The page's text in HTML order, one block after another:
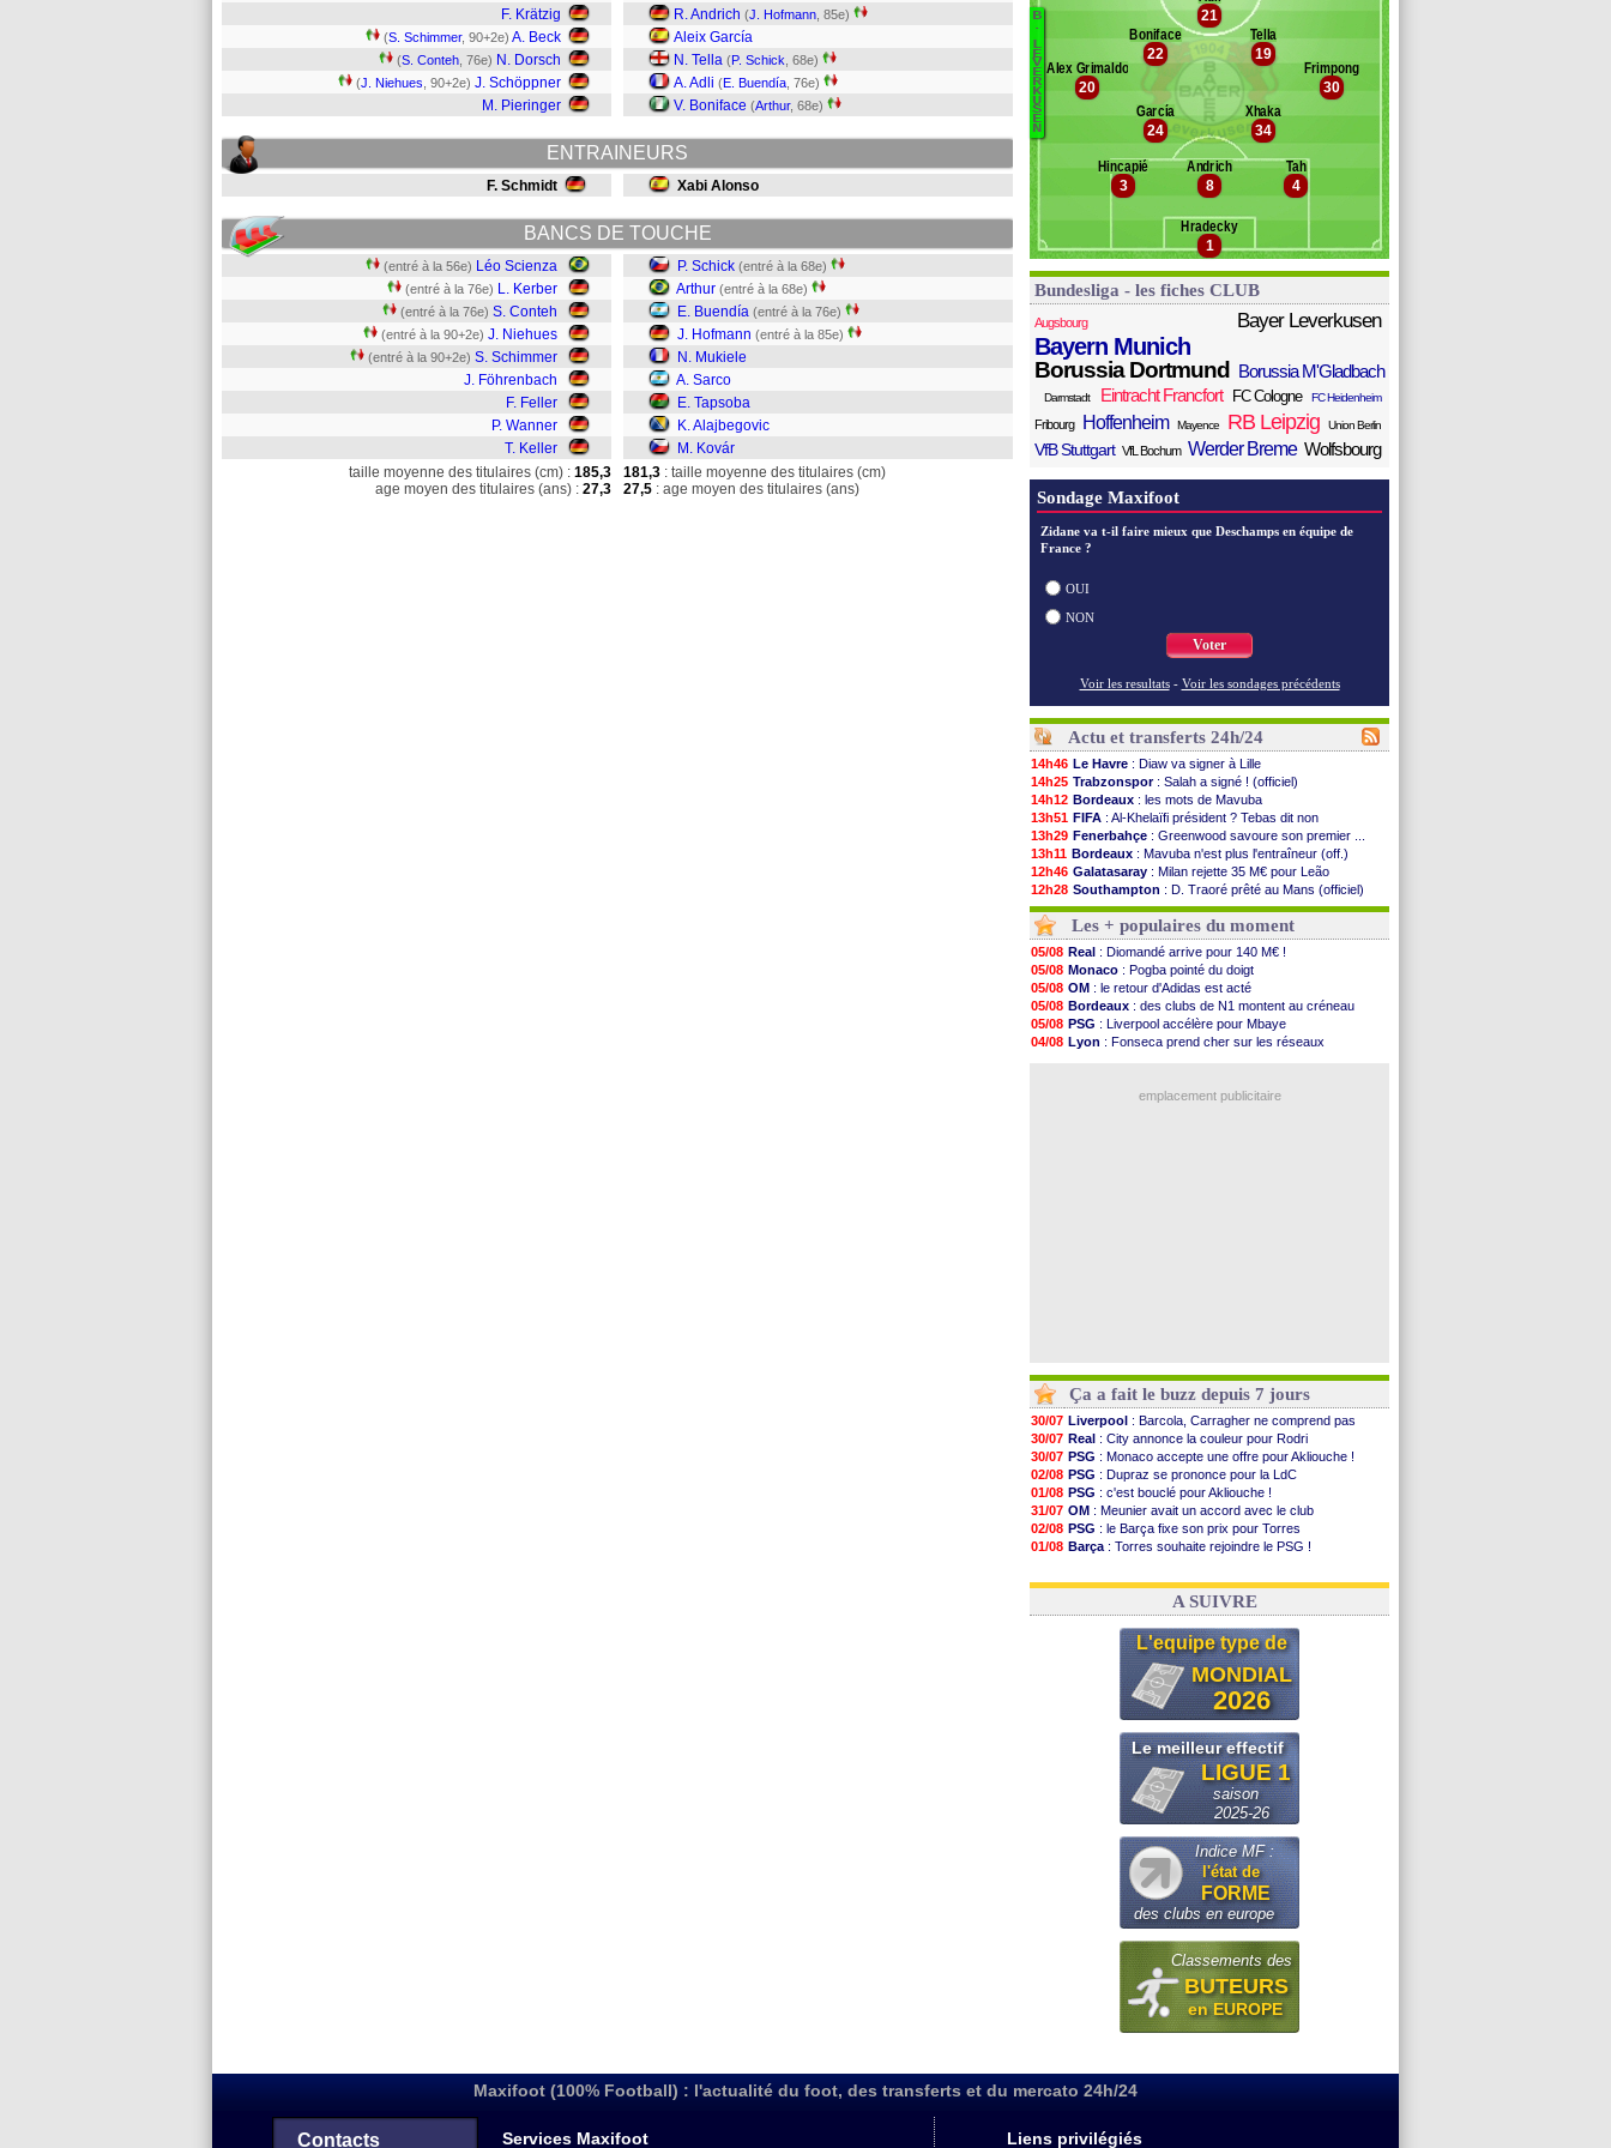
F. Krätzig
(S. Schimmer, 90+2e) A. Beck
(S. Conteh , 76e) N. Dorsch
(J. Niehues , 90+2e) J. Schöppner
M. Pieringer
R. Andrich (J. Hofmann , 85e)
Aleix García
N. Tella (P. Schick , 68e)
A. Adli (E. Buendía , 76e)
V. Boniface (Arthur, 68e)
ENTRAINEURS
F. Schmidt Xabi Alonso
BANCS DE TOUCHE
(entré à la 56e) Léo Scienza
(entré à la 76e) L. Kerber
(entré à la 76e) S. Conteh
(entré à la 90+2e) J. Niehues
(entré à la 90+2e) S. Schimmer
J. Föhrenbach
F. Feller
P. Wanner
T. Keller
P. Schick (entré à la 68e)
Arthur (entré à la 68e)
E. Buendía (entré à la 76e)
J. Hofmann (entré à la 85e)
N. Mukiele
A. Sarco
E. Tapsoba
K. Alajbegovic
M. Kovár
taille moyenne des titulaires (cm) : 185,3
age moyen des titulaires (ans) : 27,3
181,3 : taille moyenne des titulaires (cm)
27,5 : age moyen des titulaires (ans)
Léo Scienza
Banc des remplaçants B. Leverkusen
Alajbegovic
Tapsoba
Mukiele
Hofmann
Buendía
B
.
L
E
V
E
R
K
U
S
E
N
1
Hradecky
4
Tah
8
Andrich
3
Hincapié
34
Xhaka
24
García
30
Frimpong
20
Álex Grimaldo
19
Tella
22
Boniface
21
Bundesliga - les fiches CLUB
Augsbourg Bayer Leverkusen
Bayern Munich
Borussia Dortmund Borussia M'Gladbach
Darmstadt Eintracht Francfort FC Cologne FC Heidenheim
Fribourg Hoffenheim Mayence RB Leipzig Union Berlin
VfB Stuttgart VfL Bochum Werder Breme Wolfsbourg
Sondage Maxifoot
Zidane va t-il faire mieux que Deschamps en équipe de
France ?
OUI
NON
Voter
Voir les resultats - Voir les sondages précédents
Actu et transferts 24h/24
14h46 Le Havre : Diaw va signer à Lille
14h25 Trabzonspor : Salah a signé ! (officiel)
14h12 Bordeaux : les mots de Mavuba
13h51 FIFA : Al-Khelaïfi président ? Tebas dit non
13h29 Fenerbahçe : Greenwood savoure son premier ...
13h11 Bordeaux : Mavuba n'est plus l'entraîneur (off.)
12h46 Galatasaray : Milan rejette 35 M€ pour Leão
12h28 Southampton : D. Traoré prêté au Mans (officiel)
12h10 Real: Vinicius tout proche de prolonger !
11h58
VIDEO : un accueil impressionnant pour Salah !
11h35 Real: Diomandé attendu ce jeudi à Madrid !
11h19
Real : Rodri, la piste Barça se confirme
11h07
PSG: Akliouche arrive ce jeudi à Paris !
10h53
Médias: la Liga quitte beIN Sports !
10h36
PSG: pas d'inquiétude pour Rafael Pol
10h13
Real : ça se complique pour Rodri !
09h51
Barça: Ferran Torres donne son feu vert au ...
: réponse imminente de Vinicius
Les + populaires du moment
05/08 Real : Diomandé arrive pour 140 M€ !
05/08 Monaco : Pogba pointé du doigt
05/08 OM : le retour d'Adidas est acté
05/08 Bordeaux : des clubs de N1 montent au créneau
05/08 PSG : Liverpool accélère pour Mbaye
04/08 Lyon : Fonseca prend cher sur les réseaux
emplacement publicitaire
Ça a fait le buzz depuis 7 jours
30/07 Liverpool : Barcola, Carragher ne comprend pas
30/07 Real : City annonce la couleur pour Rodri
30/07 PSG : Monaco accepte une offre pour Akliouche !
02/08 PSG : Dupraz se prononce pour la LdC
01/08 PSG : c'est bouclé pour Akliouche !
31/07 OM : Meunier avait un accord avec le club
02/08 PSG : le Barça fixe son prix pour Torres
01/08 Barça : Torres souhaite rejoindre le PSG !
03/08 Argentine: quand Medina recadre... sa mère
A SUIVRE
L'equipe type de
MONDIAL
2026
Le meilleur effectif
LIGUE 1
saison
2025-26
Indice MF :
l'état de
FORME
des clubs en europe
Classements des
BUTEURS
en EUROPE
Maxifoot (100% Football) : l'actualité du foot, des transferts et du mercato 24h/24
Contacts Services Maxifoot Liens privilégiés